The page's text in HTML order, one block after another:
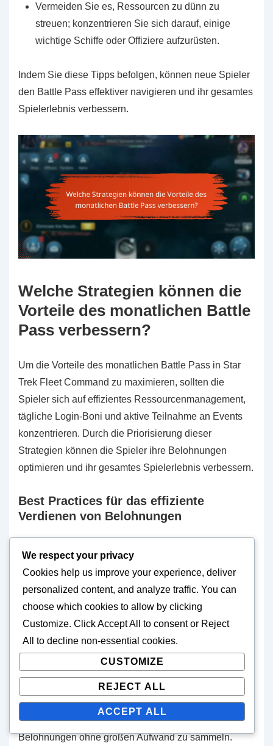
Vermeiden Sie es, Ressourcen zu dünn zu
streuen; konzentrieren Sie sich darauf, einige
wichtige Schiffe oder Offiziere aufzurüsten.
Indem Sie diese Tipps befolgen, können neue Spieler
den Battle Pass effektiver navigieren und ihr gesamtes
Spielerlebnis verbessern.
Welche Strategien können die
Vorteile des monatlichen Battle
Pass verbessern?
Um die Vorteile des monatlichen Battle Pass in Star
Trek Fleet Command zu maximieren, sollten die
Spieler sich auf effizientes Ressourcenmanagement,
tägliche Login-Boni und aktive Teilnahme an Events
konzentrieren. Durch die Priorisierung dieser
Strategien können die Spieler ihre Belohnungen
optimieren und ihr gesamtes Spielerlebnis verbessern.
Best Practices für das effiziente
Verdienen von Belohnungen
Effizientes Ressourcenmanagement ist entscheidend,
um die Belohnungen aus dem monatlichen Battle
Pass zu maximieren. Spieler sollten regelmäßig ihre
Ressourcenlevel überwachen und die Ausgaben für
Upgrades priorisieren, die die höchsten Renditen
bringen. Zum Beispiel kann die Investition in
Schiffsverbesserungen die Leistung in Kämpfen
erheblich steigern, was zu erfolgreicheren Missionen
und Eventteilnahmen führt.
Tägliche Login-Boni bieten eine einfache Möglichkeit,
Belohnungen ohne großen Aufwand zu sammeln.
We respect your privacy
Cookies help us improve your experience, deliver
personalized content, and analyze traffic. You can
choose which cookies to allow by clicking
Customize. ClickAccept All to consent or Reject
All
to decline non-essential cookies.
CUSTOMIZE
REJECT ALL
ACCEPT ALL